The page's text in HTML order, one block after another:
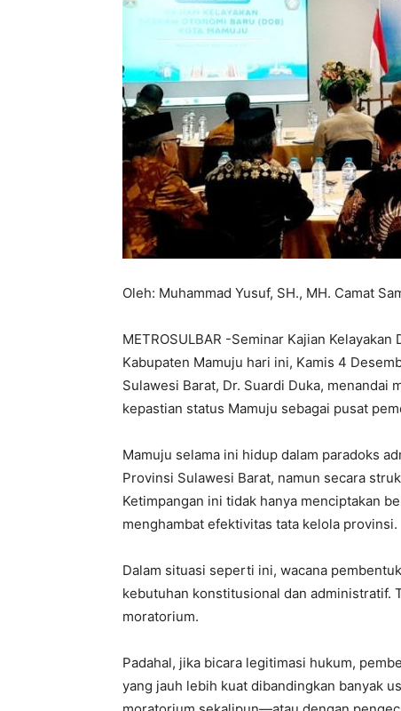
Oleh: Muhammad Yusuf, SH., MH. Camat
METROSULBAR -Seminar Kajian
Kabupaten Mamuju hari ini, Kamis 4
Sulawesi Barat, Dr. Suardi Duka, menandai
kepastian status Mamuju sebagai pusat
Mamuju selama ini hidup dalam paradoks
Provinsi Sulawesi Barat, namun secara
Ketimpangan ini tidak hanya menciptakan
menghambat efektivitas tata kelola provinsi.
Dalam situasi seperti ini, wacana
kebutuhan konstitusional dan administratif.
moratorium.
Padahal, jika bicara legitimasi hukum,
yang jauh lebih kuat dibandingkan banyak